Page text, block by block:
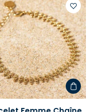
à
votre
liste